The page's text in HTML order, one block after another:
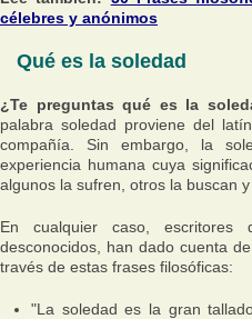
célebres y anónimos
Qué es la soledad
¿Te preguntas qué es la
palabra soledad proviene del latín
compañía. Sin embargo, la
experiencia humana cuya
algunos la sufren, otros la buscan y
En cualquier caso, escritores
desconocidos, han dado cuenta
través de estas frases filosóficas:
"La soledad es la gran